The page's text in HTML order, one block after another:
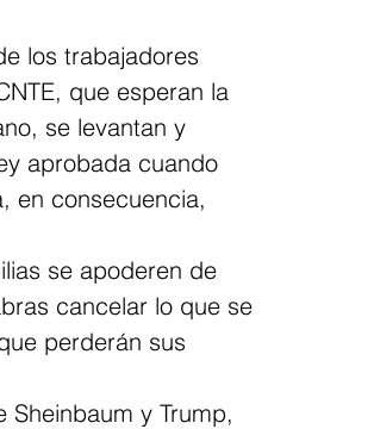
los trabajadores
que esperan la
se levantan y
aprobada cuando
en consecuencia,
se apoderen de
cancelar lo que se
perderán sus
y Trump,